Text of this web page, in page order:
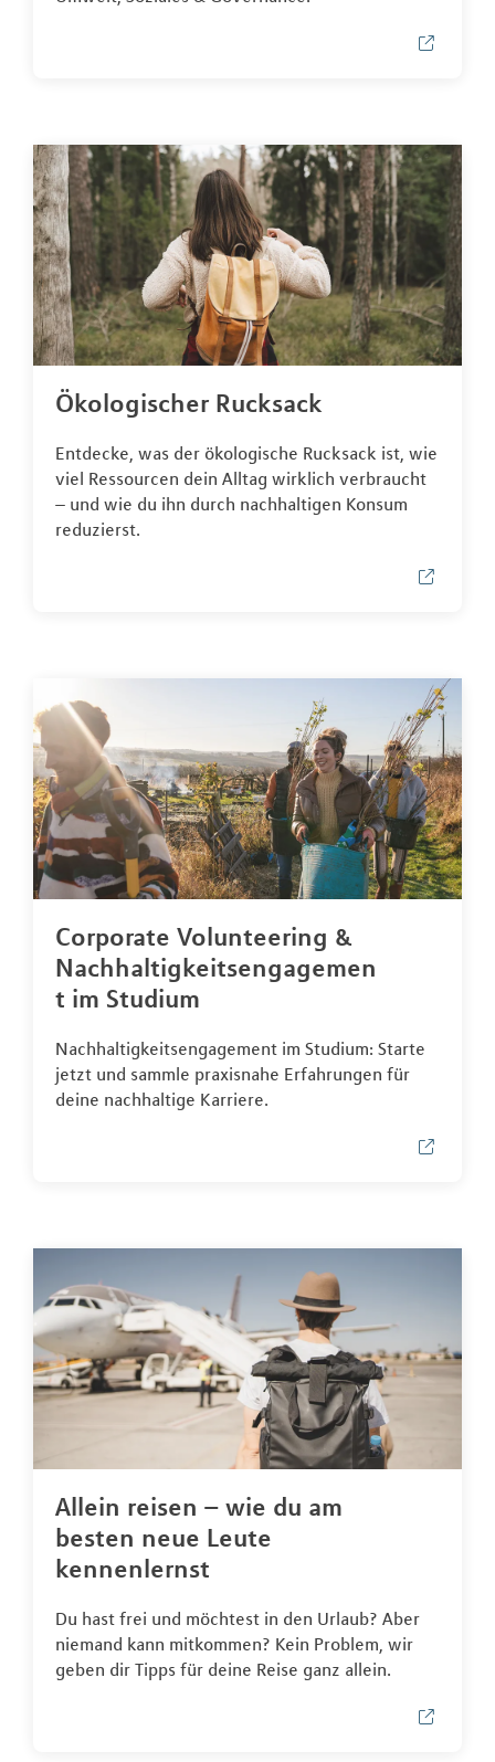
Ökologischer Rucksack
Entdecke, was der ökologische Rucksack ist, wie
viel Ressourcen dein Alltag wirklich verbraucht
– und wie du ihn durch nachhaltigen Konsum
reduzierst.
Corporate Volunteering &
Nachhaltigkeitsengagemen
t im Studium
Nachhaltigkeitsengagement im Studium: Starte
jetzt und sammle praxisnahe Erfahrungen für
deine nachhaltige Karriere.
Allein reisen – wie du am
besten neue Leute
kennenlernst
Du hast frei und möchtest in den Urlaub? Aber
niemand kann mitkommen? Kein Problem, wir
geben dir Tipps für deine Reise ganz allein.